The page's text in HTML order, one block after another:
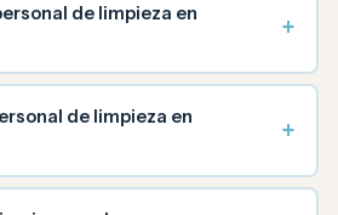
de limpieza en
+
de limpieza en
+